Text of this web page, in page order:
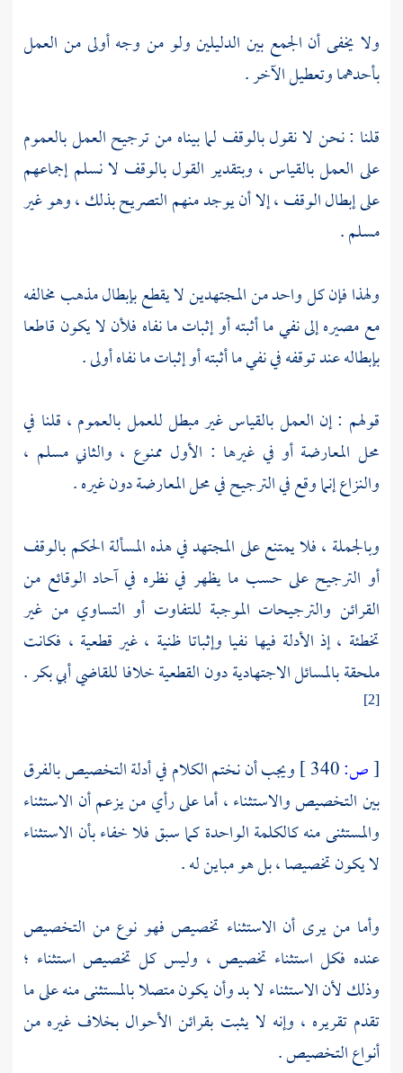
ولا يخفى أن الجمع بين الدليلين ولو من وجه أولى من العمل
بأحدهما وتعطيل الآخر .
قلنا : نحن لا نقول بالوقف لما بيناه من ترجيح العمل بالعموم
على العمل بالقياس ، وبتقدير القول بالوقف لا نسلم إجماعهم
على إبطال الوقف ، إلا أن يوجد منهم التصريح بذلك ، وهو غير
مسلم .
ولهذا فإن كل واحد من المجتهدين لا يقطع بإبطال مذهب مخالفه
مع مصيره إلى نفي ما أثبته أو إثبات ما نفاه فلأن لا يكون قاطعا
بإبطاله عند توقفه في نفي ما أثبته أو إثبات ما نفاه أولى .
قولهم : إن العمل بالقياس غير مبطل للعمل بالعموم ، قلنا في
محل المعارضة أو في غيرها : الأول ممنوع ، والثاني مسلم ،
والنزاع إنما وقع في الترجيح في محل المعارضة دون غيره .
وبالجملة ، فلا يمتنع على المجتهد في هذه المسألة الحكم بالوقف
أو الترجيح على حسب ما يظهر في نظره في آحاد الوقائع من
القرائن والترجيحات الموجبة للتفاوت أو التساوي من غير
تخطئة ، إذ الأدلة فيها نفيا وإثباتا ظنية ، غير قطعية ، فكانت
ملحقة بالمسائل الاجتهادية دون القطعية خلافا للقاضي أبي بكر .
[2]
[ص:
ويجب أن نختم الكلام في أدلة التخصيص بالفرق
بين التخصيص والاستثناء ، أما على رأي من يزعم أن الاستثناء
والمستثنى منه كالكلمة الواحدة كما سبق فلا خفاء بأن الاستثناء
لا يكون تخصيصا ، بل هو مباين له .
وأما من يرى أن الاستثناء تخصيص فهو نوع من التخصيص
عنده فكل استثناء تخصيص ، وليس كل تخصيص استثناء ؛
وذلك لأن الاستثناء لا بد وأن يكون متصلا بالمستثنى منه على ما
تقدم تقريره ، وإنه لا يثبت بقرائن الأحوال بخلاف غيره من
أنواع التخصيص .